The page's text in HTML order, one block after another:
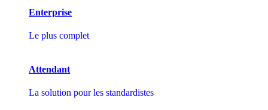
Enterprise
Le plus complet
Attendant
La solution pour les standardistes